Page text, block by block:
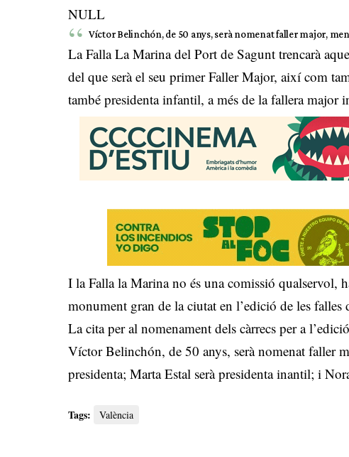
NULL
Víctor Belinchón, de 50 anys, serà nomenat faller major,
La Falla La Marina del Port de Sagunt trencarà
del que serà el seu primer Faller Major, així com
també presidenta infantil, a més de la fallera major
I la Falla la Marina no és una comissió qualservol,
monument gran de la ciutat en l’edició de les falles
La cita per al nomenament dels càrrecs per a
Víctor Belinchón, de 50 anys, serà nomenat faller
presidenta; Marta Estal serà presidenta inantil; i
Tags: València